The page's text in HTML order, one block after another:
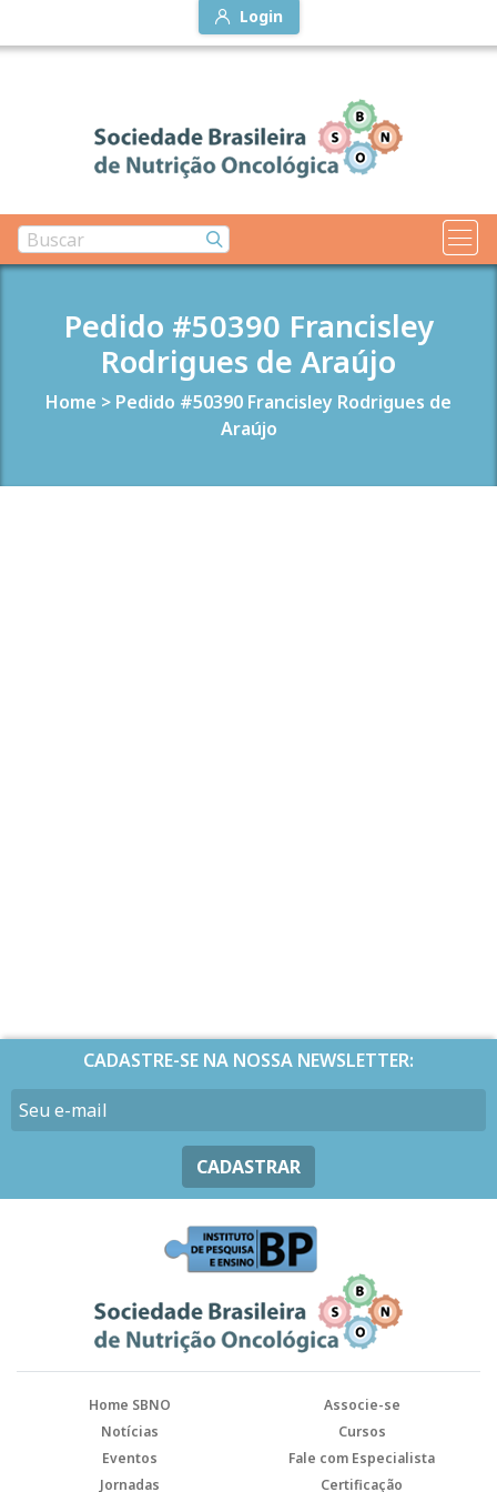
Login
Pedido #50390 Francisley
Rodrigues de Araújo
Home > Pedido #50390 Francisley Rodrigues de
Araújo
CADASTRE-SE NA NOSSA NEWSLETTER:
CADASTRAR
Home SBNO
Associe-se
Notícias
Cursos
Eventos
Fale com Especialista
Jornadas
Certificação